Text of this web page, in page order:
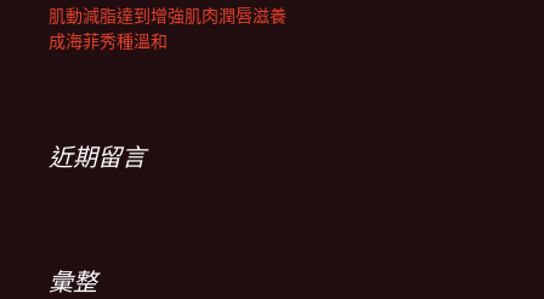
肌動減脂達到增強肌肉潤唇滋養
成海菲秀種溫和
近期留言
彙整